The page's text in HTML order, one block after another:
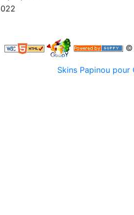
©
Skins Papinou